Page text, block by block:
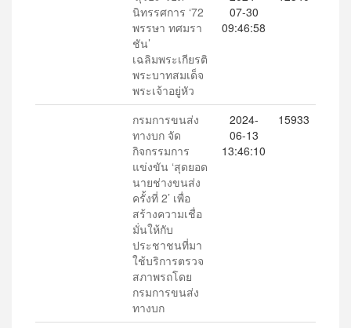
นิทรรศการ ‘72
พรรษา ทศมรา
ชัน’
เฉลิมพระเกียรติ
พระบาทสมเด็จ
พระเจ้าอยู่หัว
07-30
09:46:58
กรมการขนส่ง
ทางบก จัด
กิจกรรมการ
แข่งขัน ‘สุดยอด
นายช่างขนส่ง
ครั้งที่ 2’ เพื่อ
สร้างความเชื่อ
มั่นให้กับ
ประชาชนที่มา
ใช้บริการตรวจ
สภาพรถโดย
กรมการขนส่ง
ทางบก
2024-
06-13
13:46:10
15933